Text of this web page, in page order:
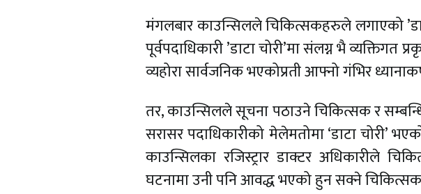
मंगलबार काउन्सिलले चिकित्सकहरुले लगाएको
पूर्वपदाधिकारी ’डाटा चोरी’मा संलग्न भै
व्यहोरा सार्वजनिक भएकोप्रती आफ्नो गंभिर
तर, काउन्सिलले सूचना पठाउने चिकित्सक र
सरासर पदाधिकारीको मेलेमतोमा ‘डाटा
काउन्सिलका रजिस्ट्रार डाक्टर अधिकारीले
घटनामा उनी पनि आवद्ध भएको हुन सक्ने